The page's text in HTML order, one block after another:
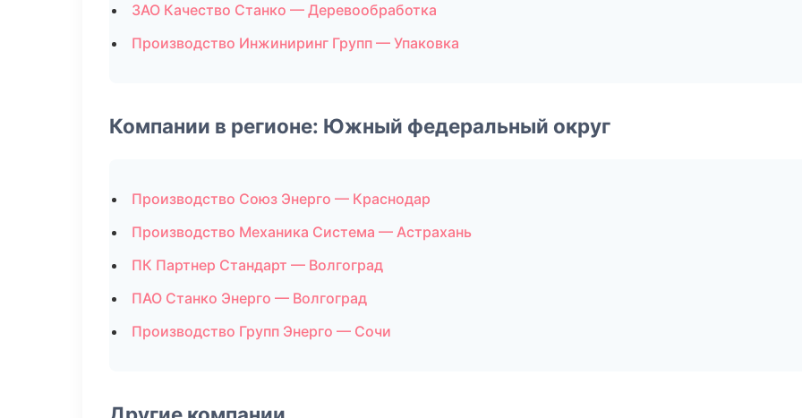
ЗАО Качество Станко — Деревообработка
Производство Инжиниринг Групп — Упаковка
Компании в регионе: Южный федеральный округ
Производство Союз Энерго — Краснодар
Производство Механика Система — Астрахань
ПК Партнер Стандарт — Волгоград
ПАО Станко Энерго — Волгоград
Производство Групп Энерго — Сочи